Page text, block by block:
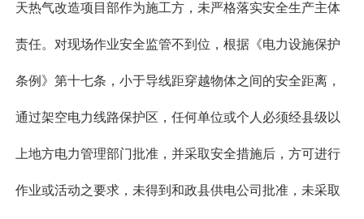
天热气改造项目部作为施工方，未严格落实安全生产主体
责任。对现场作业安全监管不到位，根据《电力设施保护
条例》第十七条，小于导线距穿越物体之间的安全距离，
通过架空电力线路保护区，任何单位或个人必须经县级以
上地方电力管理部门批准，并采取安全措施后，方可进行
作业或活动之要求，未得到和政县供电公司批准，未采取